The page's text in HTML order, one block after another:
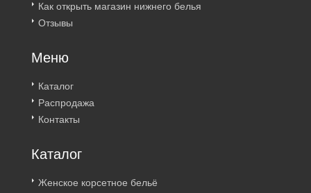
Как открыть магазин нижнего белья
Отзывы
Меню
Каталог
Распродажа
Контакты
Каталог
Женское корсетное бельё